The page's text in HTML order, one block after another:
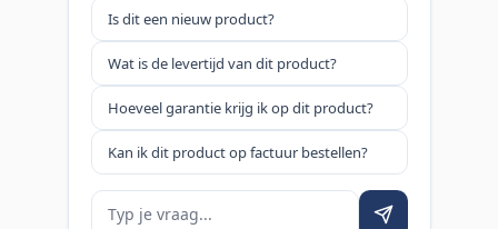
Is dit een nieuw product?
Wat is de levertijd van dit product?
Hoeveel garantie krijg ik op dit product?
Kan ik dit product op factuur bestellen?
Je vraag